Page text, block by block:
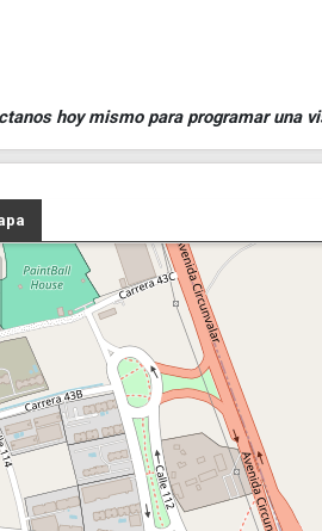
hoy mismo para programar una